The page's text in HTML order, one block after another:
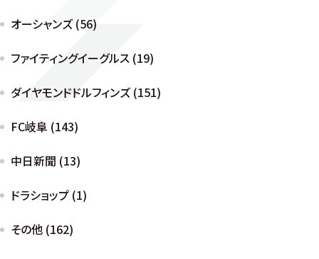
オーシャンズ (56)
ファイティングイーグルス (19)
ダイヤモンドドルフィンズ (151)
FC岐阜 (143)
中日新聞 (13)
ドラショップ (1)
その他 (162)